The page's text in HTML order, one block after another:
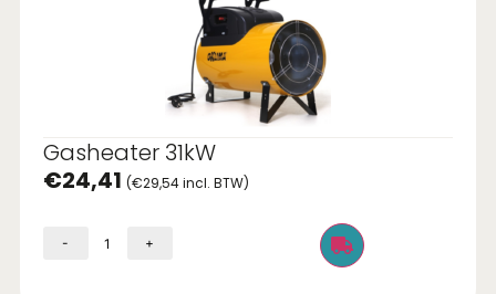
Gasheater 31kW
€24,41 (€29,54incl. BTW)
- +